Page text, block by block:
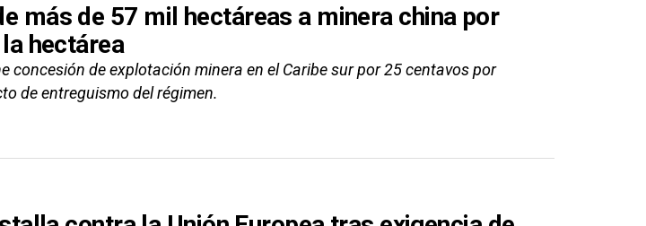
más de 57 mil hectáreas a minera china por
hectárea
concesión de explotación minera en el Caribe sur por 25 centavos por
de entreguismo del régimen.